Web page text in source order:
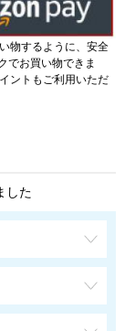
物するように、安全
でお買い物できま
ントもご利用いただ
した